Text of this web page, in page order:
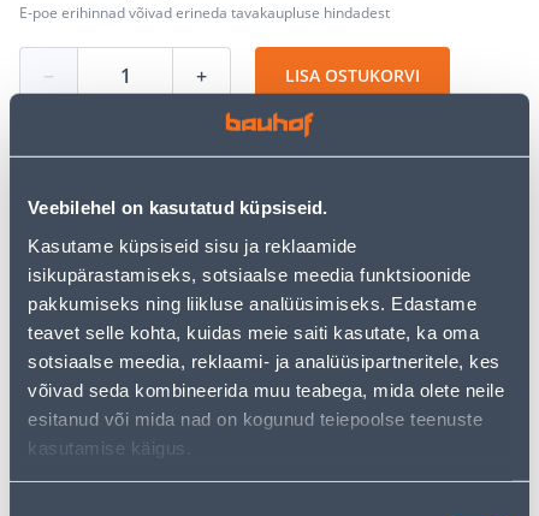
Veebilehel on kasutatud küpsiseid.
Kasutame küpsiseid sisu ja reklaamide
isikupärastamiseks, sotsiaalse meedia funktsioonide
pakkumiseks ning liikluse analüüsimiseks. Edastame
teavet selle kohta, kuidas meie saiti kasutate, ka oma
sotsiaalse meedia, reklaami- ja analüüsipartneritele, kes
võivad seda kombineerida muu teabega, mida olete neile
esitanud või mida nad on kogunud teiepoolse teenuste
kasutamise käigus.
E-poe erihinnad võivad erineda tavakaupluse hindadest
− + LISA OSTUKORVI
Vaata saadavust
• 14-päevane tagastusõigus.
• HANKIJA LAOST TELLITAV TOODE
Järelmaksu kalkulaator
Sissemakse